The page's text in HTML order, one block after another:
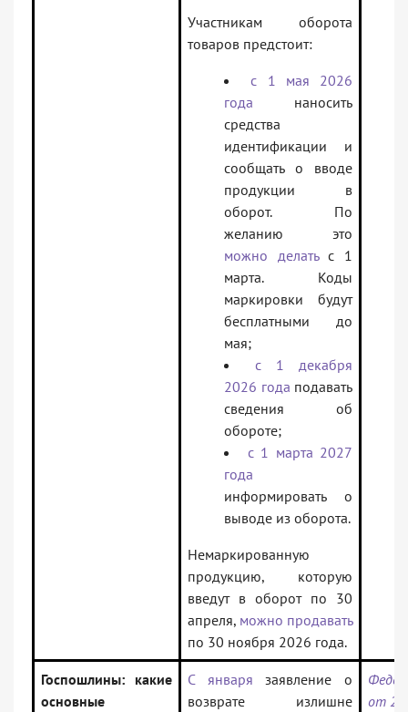
Участникам оборота
товаров предстоит:
с 1 мая 2026
года наносить
средства
идентификации и
сообщать о вводе
продукции в
оборот. По
желанию это
можно делатьс 1
марта. Коды
маркировки будут
бесплатными до
мая;
с 1 декабря
2026 года подавать
сведения об
обороте;
с 1 марта 2027
года
информировать о
выводе из оборота.
Немаркированную
продукцию, которую
введут в оборот по 30
апреля, можно продавать
по 30 ноября 2026 года.
Госпошлины: какие
основные
С января заявление о
возврате излишне
от